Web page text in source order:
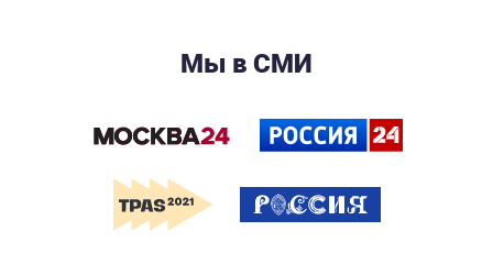
Мы в СМИ